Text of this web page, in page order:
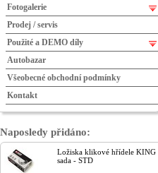
Fotogalerie
Prodej / servis
Použité a DEMO díly
Autobazar
Všeobecné obchodní podmínky
Kontakt
Naposledy přidáno:
Ložiska klikové hřídele KING
sada - STD